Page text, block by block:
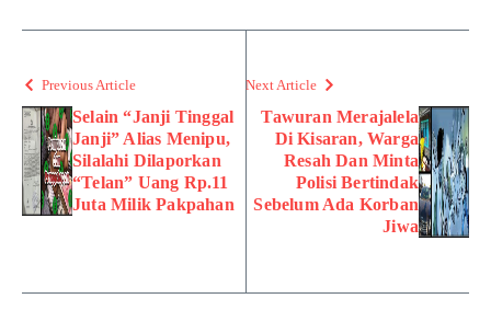
Previous Article
Selain “Janji Tinggal
Janji” Alias Menipu,
Silalahi Dilaporkan
“Telan” Uang Rp.11
Juta Milik Pakpahan
Next Article
Tawuran Merajalela
Di Kisaran, Warga
Resah Dan Minta
Polisi Bertindak
Sebelum Ada Korban
Jiwa